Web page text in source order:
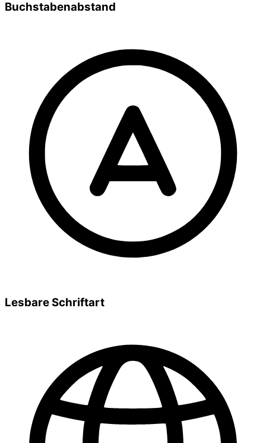
Buchstabenabstand
Lesbare Schriftart